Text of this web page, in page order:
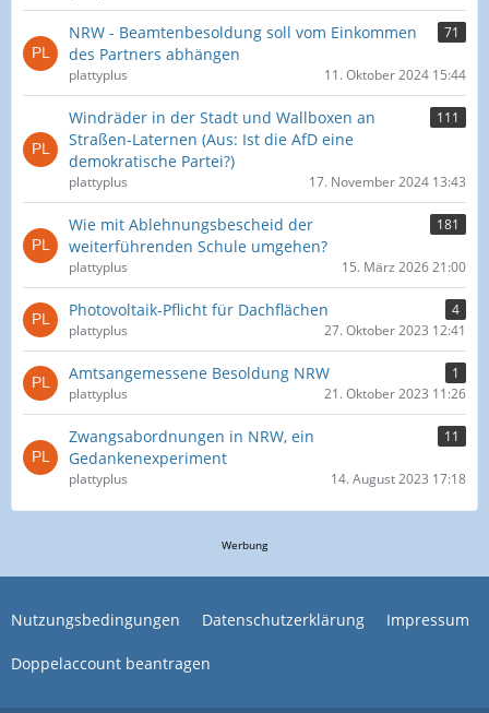
NRW - Beamtenbesoldung soll vom Einkommen
des Partners abhängen
71
plattyplus 11. Oktober 2024 15:44
Windräder in der Stadt und Wallboxen an
Straßen-Laternen (Aus: Ist die AfD eine
demokratische Partei?)
111
plattyplus 17. November 2024 13:43
Wie mit Ablehnungsbescheid der
weiterführenden Schule umgehen?
181
plattyplus 15. März 2026 21:00
Photovoltaik-Pflicht für Dachflächen
4
plattyplus
27. Oktober 2023 12:41
Amtsangemessene Besoldung NRW
1
plattyplus
21. Oktober 2023 11:26
Zwangsabordnungen in NRW, ein
Gedankenexperiment
11
plattyplus 14. August 2023 17:18
Werbung
Nutzungsbedingungen Datenschutzerklärung Impressum
Doppelaccount beantragen